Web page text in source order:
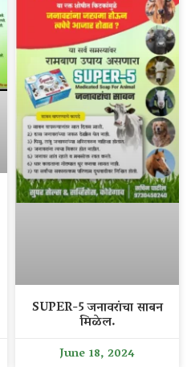
SUPER-5 जनावरांचा साबन
मिळेल.
June 18, 2024